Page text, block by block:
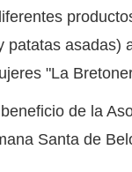
patatas asadas)
"La
de la
Santa de